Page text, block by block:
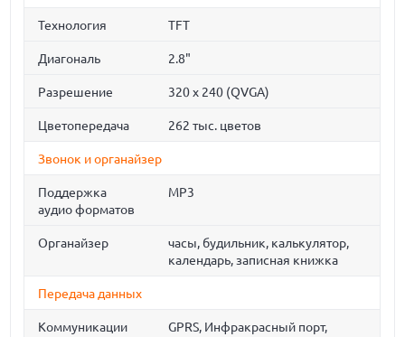
Технология TFT
Диагональ 2.8"
Разрешение 320 x 240 (QVGA)
Цветопередача 262 тыс. цветов
Звонок и органайзер
Поддержка
аудио форматов
MP3
Органайзер
часы, будильник, калькулятор,
календарь, записная книжка
Передача данных
Коммуникации
GPRS, Инфракрасный порт,